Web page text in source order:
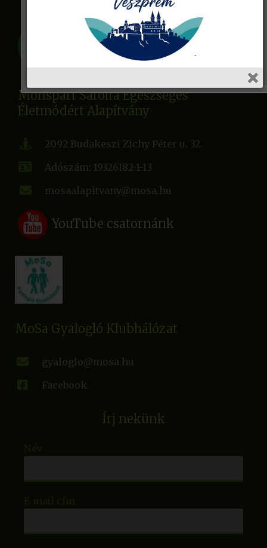
Monspart Sarolta Egészséges
Életmódért Alapítvány
2092 Budakeszi Zichy Péter u. 32.
Adószám: 19326182-1-13
mosaalapitvany@mosa.hu
YouTube csatornánk
MoSa Gyalogló Klubhálózat
gyaloglo@mosa.hu
Facebook
Írj nekünk